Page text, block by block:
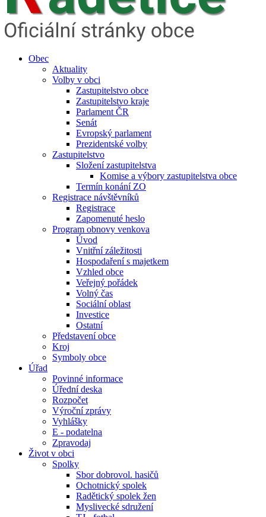
Obec
Aktuality
Volby v obci
Zastupitelstvo obce
Zastupitelstvo kraje
Parlament ČR
Senát
Evropský parlament
Prezidentské volby
Zastupitelstvo
Složení zastupitelstva
Komise a výbory zastupitelstva obce
Termín konání ZO
Registrace návštěvníků
Registrace
Zapomenuté heslo
Program obnovy venkova
Úvod
Vnitřní záležitosti
Hospodaření s majetkem
Vzhled obce
Veřejný pořádek
Volný čas
Sociální oblast
Investice
Ostatní
Představení obce
Kroj
Symboly obce
Úřad
Povinné informace
Úřední deska
Rozpočet
Výroční zprávy
Vyhlášky
E - podatelna
Zpravodaj
Život v obci
Spolky
Sbor dobrovol. hasičů
Ochotnický spolek
Radětický spolek žen
Myslivecké sdružení